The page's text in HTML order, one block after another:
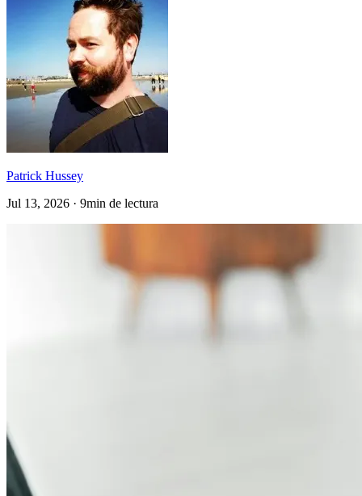
Patrick Hussey
Jul 13, 2026 · 9min de lectura